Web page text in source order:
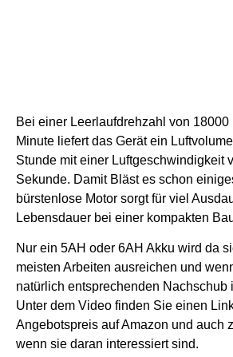
Bei einer Leerlaufdrehzahl von
Minute liefert das Gerät ein
Stunde mit einer Luftgeschwindigkeit
Sekunde. Damit Bläst es schon
bürstenlose Motor sorgt für viel
Lebensdauer bei einer kompakten
Nur ein 5AH oder 6AH Akku wird da
meisten Arbeiten ausreichen und
natürlich entsprechenden Nachschub
Unter dem Video finden Sie einen
Angebotspreis auf Amazon und auch
wenn sie daran interessiert sind.